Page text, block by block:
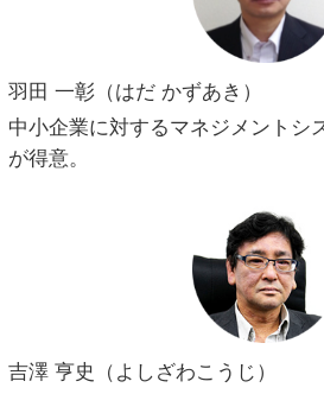
羽田 一彰（はだ かずあき）
中小企業に対するマネジメントシ
が得意。
吉澤 亨史（よしざわこうじ）